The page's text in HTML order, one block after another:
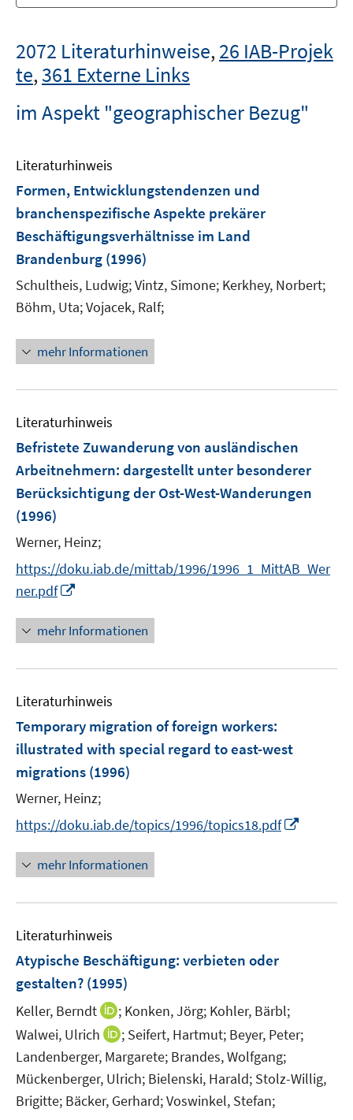
2072 Literaturhinweise,26 IAB-Projek
te,361 Externe Links
im Aspekt "geographischer Bezug"
Literaturhinweis
Formen, Entwicklungstendenzen und
branchenspezifische Aspekte prekärer
Beschäftigungsverhältnisse im Land
Brandenburg (1996)
Schultheis, Ludwig;Vintz, Simone; Kerkhey, Norbert;
Böhm, Uta;Vojacek, Ralf;
mehr Informationen
Literaturhinweis
Befristete Zuwanderung von ausländischen
Arbeitnehmern: dargestellt unter besonderer
Berücksichtigung der Ost-West-Wanderungen
(1996)
Werner, Heinz;
https://doku.iab.de/mittab/1996/1996_1_MittAB_Wer
ner.pdf
n
e
u
m
F
e
n
s
t
e
r
ö
f
e
mehr Informationen
Literaturhinweis
Temporary migration of foreign workers:
illustrated with special regard to east-west
migrations (1996)
Werner, Heinz;
https://doku.iab.de/topics/1996/topics18.pdf
u
t
ö
mehr Informationen
Literaturhinweis
Atypische Beschäftigung: verbieten oder
gestalten? (1995)
Keller, Berndt
I
n
n
e
u
e
; Konken, Jörg; Kohler, Bärbl;
Walwei, Ulrich
I
n
n
u
; Seifert, Hartmut; Beyer, Peter;
Landenberger, Margarete; Brandes, Wolfgang;
Mückenberger, Ulrich; Bielenski, Harald; Stolz-Willig,
Brigitte; Bäcker, Gerhard;Voswinkel, Stefan;